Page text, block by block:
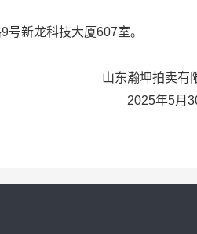
新龙科技大厦607室。
卖有限公
2025年5月